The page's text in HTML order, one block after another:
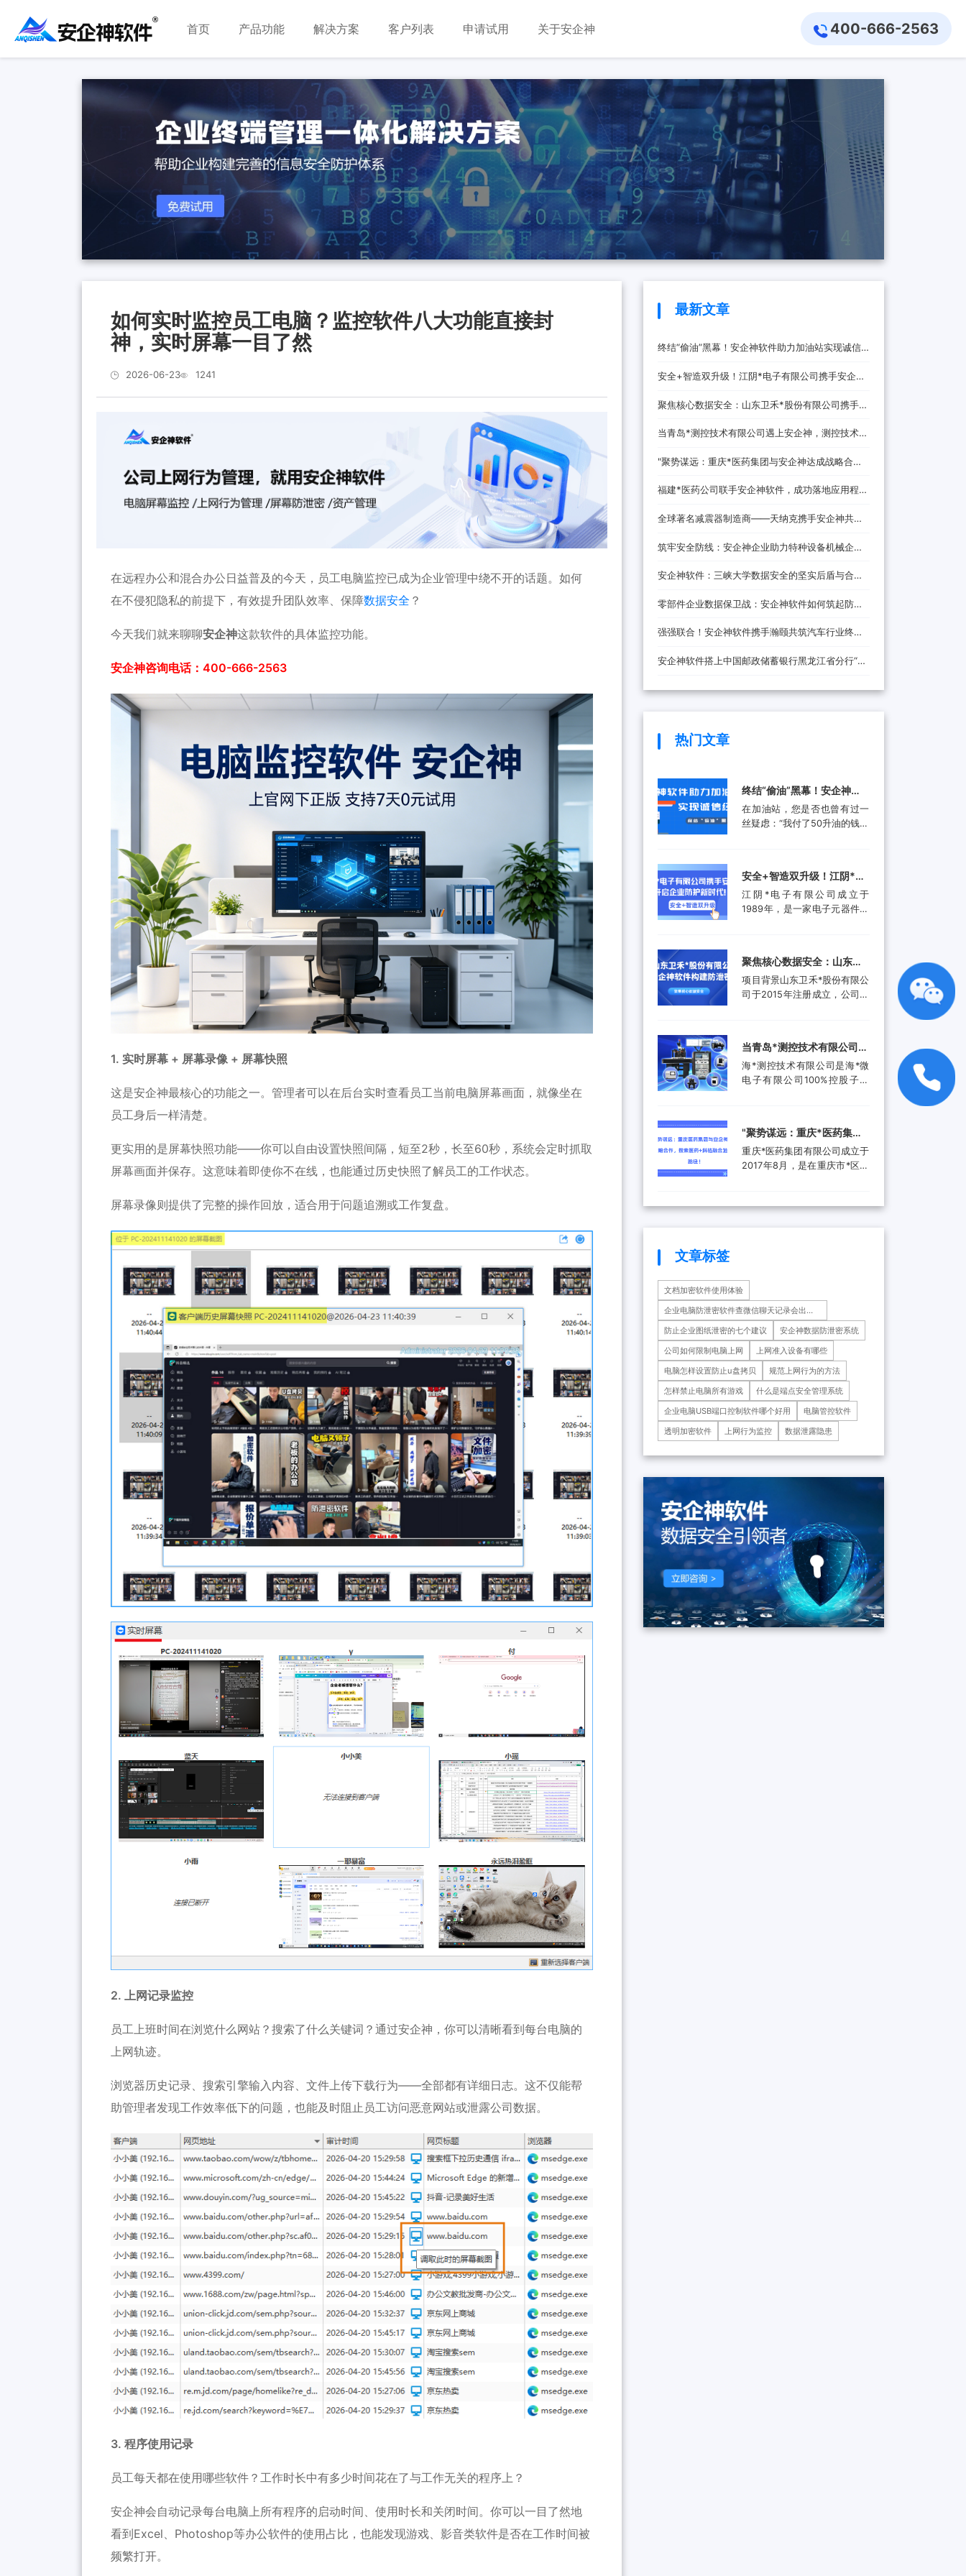
首页 产品功能 解决方案 客户列表 申请试用 关于安企神 400-666-2563
如何实时监控员工电脑？监控软件八大功能直接封
神，实时屏幕一目了然
2026-06-23 1241
在远程办公和混合办公日益普及的今天，员工电脑监控已成为企业管理中绕不开的话题。如何
在不侵犯隐私的前提下，有效提升团队效率、保障数据安全 ？
今天我们就来聊聊安企神这款软件的具体监控功能。
安企神咨询电话：400-666-2563
1. 实时屏幕 + 屏幕录像 + 屏幕快照
这是安企神最核心的功能之一。管理者可以在后台实时查看员工当前电脑屏幕画面，就像坐在
员工身后一样清楚。
更实用的是屏幕快照功能——你可以自由设置快照间隔，短至2秒，长至60秒，系统会定时抓取
屏幕画面并保存。这意味着即使你不在线，也能通过历史快照了解员工的工作状态。
屏幕录像则提供了完整的操作回放，适合用于问题追溯或工作复盘。
2. 上网记录监控
员工上班时间在浏览什么网站？搜索了什么关键词？通过安企神，你可以清晰看到每台电脑的
上网轨迹。
浏览器历史记录、搜索引擎输入内容、文件上传下载行为——全部都有详细日志。这不仅能帮
助管理者发现工作效率低下的问题，也能及时阻止员工访问恶意网站或泄露公司数据。
3. 程序使用记录
员工每天都在使用哪些软件？工作时长中有多少时间花在了与工作无关的程序上？
安企神会自动记录每台电脑上所有程序的启动时间、使用时长和关闭时间。你可以一目了然地
看到Excel、Photoshop等办公软件的使用占比，也能发现游戏、影音类软件是否在工作时间被
频繁打开。
最新文章
终结“偷油”黑幕！安企神软件助力加油站实现诚信
经营，挽回消费者信任
安全+智造双升级！江阴*电子有限公司携手安企神
开启企业防护新时代！
聚焦核心数据安全：山东卫禾*股份有限公司携手安
企神软件构建防泄密屏障！
当青岛*测控技术有限公司遇上安企神，测控技术数
据安全将迎来哪些新变化？
‌"聚势谋远：重庆*医药集团与安企神达成战略合
作，探索医药+科技融合发展新路径！
福建*医药公司联手安企神软件，成功落地应用程
序、网站黑名单设置与USB管控方案！
全球著名减震器制造商——天纳克携手安企神共筑
安全制造新防线
筑牢安全防线：安企神企业助力特种设备机械企业
数据防泄密解决方案
安企神软件：三峡大学数据安全的坚实后盾与合作
伙伴
零部件企业数据保卫战：安企神软件如何筑起防泄
密铜墙铁壁
强强联合！安企神软件携手瀚颐共筑汽车行业终端
安全防线
安企神软件搭上中国邮政储蓄银行黑龙江省分行“快
车”，将带来哪些改变？
热门文章
终结“偷油”黑幕！安企神软
件助力加油站实现诚信经
营，挽回消费者信任
在加油站，您是否也曾有过一
丝疑虑：“我付了50升油的钱，
件等高科技手段偷油偷税的行
为屡被曝光，不仅让消费者蒙
受经济损失，更严重侵蚀了行
工作人员就选择引入了安企...
安全+智造双升级！江阴*电
子有限公司携手安企神开启
企业防护新时代！
江阴*电子有限公司成立于
1989年，是一家电子元器件集
品。还进入了汽车电子行业、
航空航天行业、工业控制行
业、医疗器械行业和消费电子
增加，现已成功转型为一家提
供完整解...
聚焦核心数据安全：山东卫
禾*股份有限公司携手安企神
软件构建防泄密屏障！
项目背景山东卫禾*股份有限公
司于2015年注册成立，公司拥
备。运用UGNX7.5、
MASTA5.4等研发软件进行研
发，具有强大的技术研发能
设，打造创新型企业...
当青岛*测控技术有限公司遇
上安企神，测控技术数据安
全将迎来哪些新变化？
海*测控技术有限公司是海*微
电子有限公司100%控股子公
集成电路可靠性验证及测试分
析领域打造国内一流集成电路
检测、分析、设计开发及技术
和高端设备集成电路可靠性验
‌"聚势谋远：重庆*医药集团
与安企神达成战略合作，探
索医药+科技融合发展新路
重庆*医药集团有限公司成立于
2017年8月，是在重庆市*区医
业。是重庆*经济技术开发（集
下辖重庆*制药有限公司、*医
药科技重庆有限公司、重庆*肿
瘤医院等十余家子公司...
文章标签
文档加密软件使用体验
企业电脑防泄密软件查微信聊天记录会出错
吗
防止企业图纸泄密的七个建议
安企神数据防泄密系统
公司如何限制电脑上网
上网准入设备有哪些
电脑怎样设置防止u盘拷贝
规范上网行为的方法
怎样禁止电脑所有游戏
什么是端点安全管理系统
企业电脑USB端口控制软件哪个好用
电脑管控软件
透明加密软件
上网行为监控 数据泄露隐患